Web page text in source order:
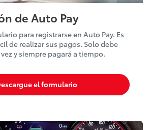
de Auto Pay
para registrarse en Auto Pay. Es
de realizar sus pagos. Solo debe
y siempre pagará a tiempo.
el formulario